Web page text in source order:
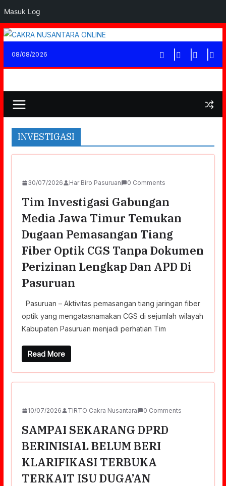
Masuk Log
Skip
content
08/08/2026
INVESTIGASI
30/07/2026 Har Biro Pasuruan 0 Comments
Tim Investigasi Gabungan
Media Jawa Timur Temukan
Dugaan Pemasangan Tiang
Fiber Optik CGS Tanpa Dokumen
Perizinan Lengkap Dan APD Di
Pasuruan
Pasuruan – Aktivitas pemasangan tiang jaringan fiber
optik yang mengatasnamakan CGS di sejumlah wilayah
Kabupaten Pasuruan menjadi perhatian Tim
Read More
10/07/2026 TIRTO Cakra Nusantara 0 Comments
SAMPAI SEKARANG DPRD
BERINISIAL BELUM BERI
KLARIFIKASI TERBUKA
TERKAIT ISU DUGA’AN